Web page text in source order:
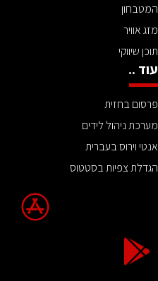
המטבחון
מזג אוויר
תוכן שיווקי
עוד ..
פרסום בחזית
מערכת ניהול לידים
אנטי וירוס בעברית
הגדלת צפיות בסטטוס